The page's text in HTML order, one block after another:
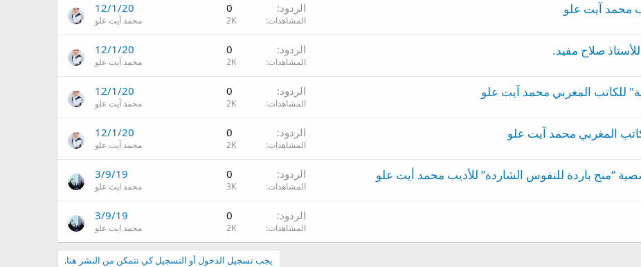
محمد آيت علو الردود 0
المشاهدات 2K
12/1/20
محمد آيت علو
صلاح مفيد. الردود 0
المشاهدات 2K
12/1/20
محمد آيت علو
للكاتب المغربي محمد آيت علو الردود 0
المشاهدات 2K
12/1/20
محمد آيت علو
المغربي محمد آيت علو الردود 0
المشاهدات 2K
12/1/20
محمد آيت علو
“منح باردة للنفوس الشاردة” للأديب محمد أيت علو الردود 0
المشاهدات 3K
3/9/19
محمد ايت علو
الردود 0
المشاهدات 2K
3/9/19
محمد ايت علو
يجب تسجيل الدخول أو التسجيل كي تتمكن من النشر هنا.